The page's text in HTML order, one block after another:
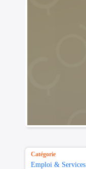
Catégorie
Emploi & Services